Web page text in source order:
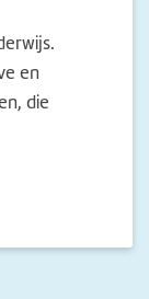
en
die